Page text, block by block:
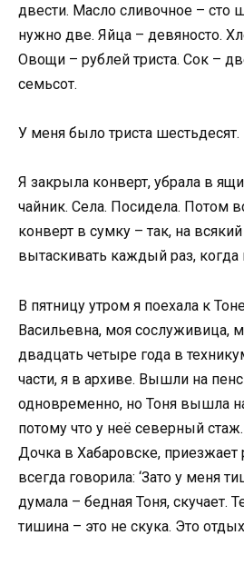
двести. Масло сливочное – сто
нужно две. Яйца – девяносто.
Овощи – рублей триста. Сок –
семьсот.
У меня было триста шестьдесят.
Я закрыла конверт, убрала в
чайник. Села. Посидела. Потом
конверт в сумку – так, на
вытаскивать каждый раз, когда
В пятницу утром я поехала к
Васильевна, моя сослуживица,
двадцать четыре года в
части, я в архиве. Вышли на
одновременно, но Тоня вышла
потому что у неё северный
Дочка в Хабаровске, приезжает
всегда говорила: ‘Зато у меня
думала – бедная Тоня, скучает.
тишина – это не скука. Это